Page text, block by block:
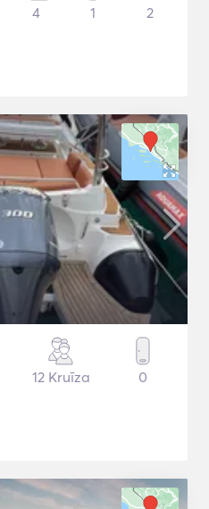
4 1 2
12 Kruīza 0